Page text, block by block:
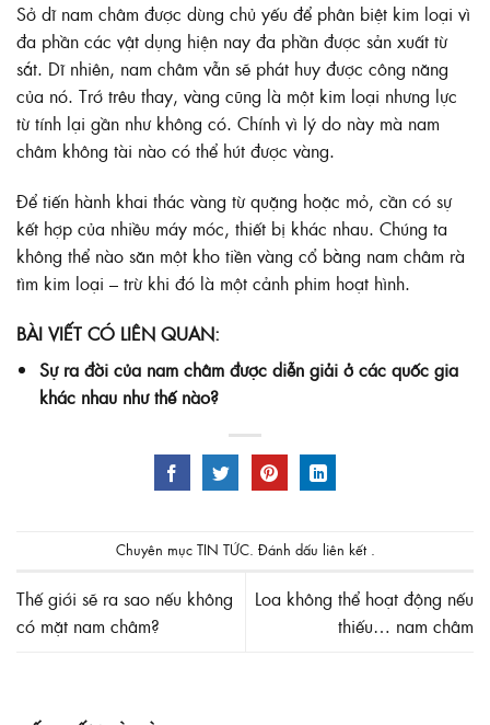
Sở dĩ nam châm được dùng chủ yếu để phân biệt kim loại vì
đa phần các vật dụng hiện nay đa phần được sản xuất từ
sắt. Dĩ nhiên, nam châm vẫn sẽ phát huy được công năng
của nó. Trớ trêu thay, vàng cũng là một kim loại nhưng lực
từ tính lại gần như không có. Chính vì lý do này mà nam
châm không tài nào có thể hút được vàng.
Để tiến hành khai thác vàng từ quặng hoặc mỏ, cần có sự
kết hợp của nhiều máy móc, thiết bị khác nhau. Chúng ta
không thể nào săn một kho tiền vàng cổ bằng nam châm rà
tìm kim loại – trừ khi đó là một cảnh phim hoạt hình.
BÀI VIẾT CÓ LIÊN QUAN:
Sự ra đời của nam châm được diễn giải ở các quốc gia
khác nhau như thế nào?
Chuyên mục TIN TỨC. Đánh dấu liên kết .
Thế giới sẽ ra sao nếu không
có mặt nam châm?
Loa không thể hoạt động nếu
thiếu… nam châm